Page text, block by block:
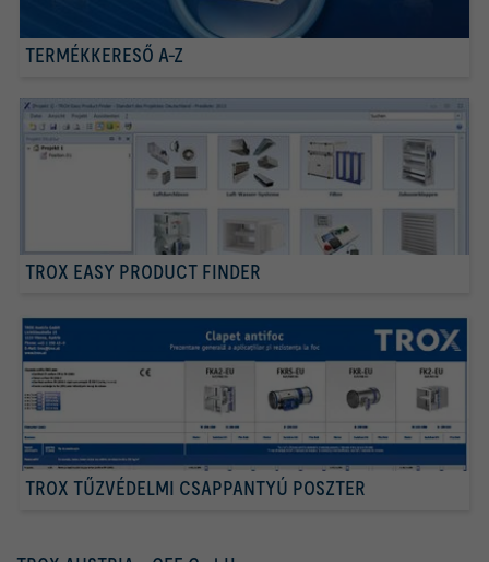
TERMÉKKERESŐ A-Z
TROX EASY PRODUCT FINDER
TROX TŰZVÉDELMI CSAPPANTYÚ POSZTER